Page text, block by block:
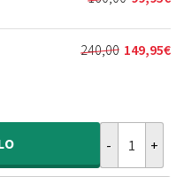
era:
120,00€.
è:
69,95€.
Il
prezzo
originale
era:
Il
prezzo
attuale
è:
240,00
Il
240,00€.
149,95€
Il
149,95€.